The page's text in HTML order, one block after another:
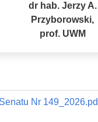
dr hab. Jerzy A.
Przyborowski,
prof. UWM
Nr